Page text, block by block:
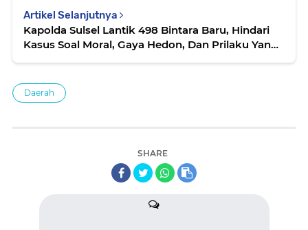
Artikel Selanjutnya
Kapolda Sulsel Lantik 498 Bintara Baru, Hindari
Kasus Soal Moral, Gaya Hedon, Dan Prilaku Yang
Daerah
SHARE